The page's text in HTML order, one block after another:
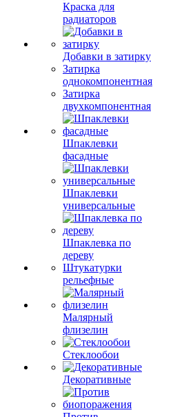
Краска для
радиаторов
Добавки в затирку
Затирка
однокомпонентная
Затирка
двухкомпонентная
Шпаклевки
фасадные
Шпаклевки
универсальные
Шпаклевка по
дереву
Штукатурки
рельефные
Малярный
флизелин
Стеклообои
Декоративные